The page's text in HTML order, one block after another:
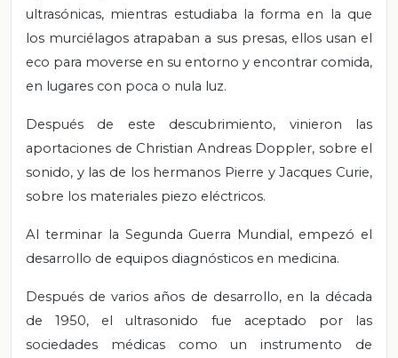
ultrasónicas, mientras estudiaba la forma en la que
los murciélagos atrapaban a sus presas, ellos usan el
eco para moverse en su entorno y encontrar comida,
en lugares con poca o nula luz.
Después de este descubrimiento, vinieron las
aportaciones de Christian Andreas Doppler, sobre el
sonido, y las de los hermanos Pierre y Jacques Curie,
sobre los materiales piezo eléctricos.
Al terminar la Segunda Guerra Mundial, empezó el
desarrollo de equipos diagnósticos en medicina.
Después de varios años de desarrollo, en la década
de 1950, el ultrasonido fue aceptado por las
sociedades médicas como un instrumento de